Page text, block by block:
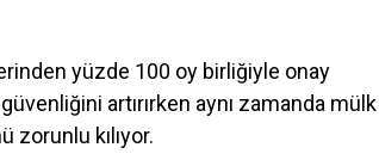
yüzde 100 oy birliğiyle onay
artırırken aynı zamanda mülk
zorunlu kılıyor.